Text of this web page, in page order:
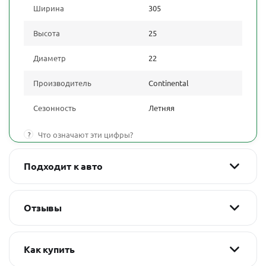
Ширина 305
Высота 25
Диаметр 22
Производитель Continental
Сезонность Летняя
? Что означают эти цифры?
Подходит к авто
Отзывы
Как купить